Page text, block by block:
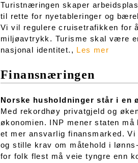
Turistnæringen skaper
til rette for nyetableringer og
Vi vil regulere cruisetrafikken for
miljøavtrykk. Turisme skal være
nasjonal identitet., Les mer
Finansnæringen
Norske husholdninger står i en
Med rekordhøy privatgjeld og
økonomien. INP mener staten
et mer ansvarlig finansmarked.
og stille krav om måtehold i
for folk flest må veie tyngre enn